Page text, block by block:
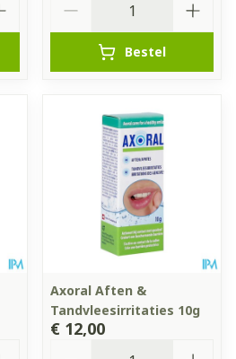
Bestel
Axoral Aften &
Tandvleesirritaties 10g
€ 12,00